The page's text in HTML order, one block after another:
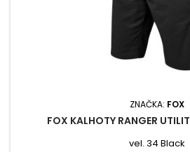
ZNAČKA: FOX
FOX KALHOTY RANGER
vel. 34 Black